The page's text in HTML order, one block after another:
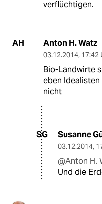
verflüchtigen.
AH Anton H. Watz
03.12.2014, 17:42
Bio-Landwirte
eben
nicht
SG Susanne
03.12.2014,
@Anton H.
Und die